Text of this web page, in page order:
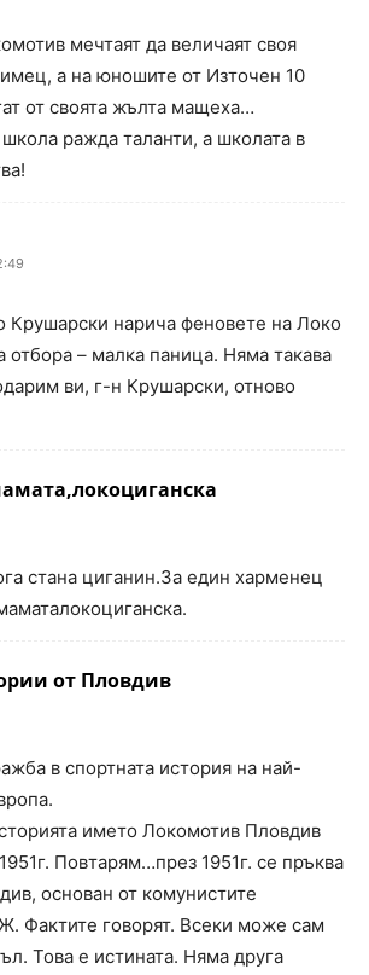
мечтаят да величаят своя
а на юношите от Източен 10
от своята жълта мащеха…
ражда таланти, а школата в
Крушарски нарича феновете на Локо
отбора – малка паница. Няма такава
ви, г-н Крушарски, отново
стана циганин.За един харменец
от Пловдив
в спортната история на най-
името Локомотив Пловдив
Повтарям…през 1951г. се пръква
основан от комунистите
Фактите говорят. Всеки може сам
Това е истината. Няма друга